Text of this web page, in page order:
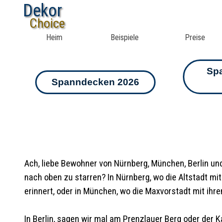
Heim Beispiele Preise
Dekor
Choice
Spanndecken 2026
Ach, liebe Bewohner von Nürnberg, München, Berlin
nach oben zu starren? In Nürnberg, wo die Altstadt
erinnert, oder in München, wo die Maxvorstadt mit
In Berlin, sagen wir mal am Prenzlauer Berg oder der